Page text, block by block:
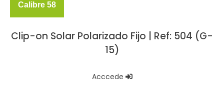
Calibre 58
Clip-on Solar Polarizado Fijo | Ref: 504 (G-
15)
Acccede